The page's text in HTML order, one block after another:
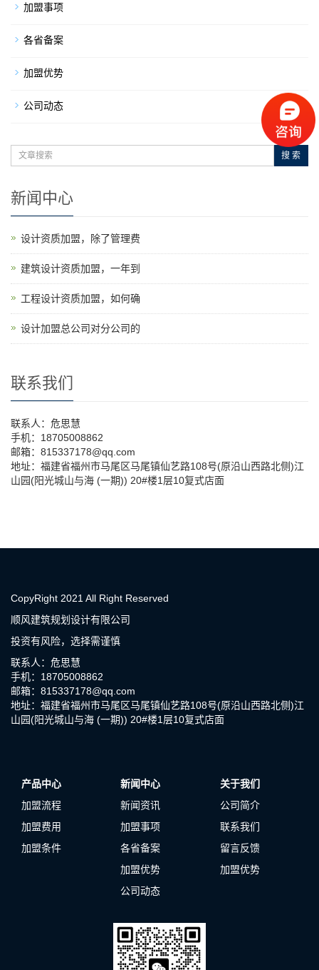
加盟事项
各省备案
加盟优势
公司动态
搜 索
新闻中心
设计资质加盟，除了管理费
建筑设计资质加盟，一年到
工程设计资质加盟，如何确
设计加盟总公司对分公司的
联系我们
联系人：危思慧
手机：18705008862
邮箱：815337178@qq.com
地址：福建省福州市马尾区马尾镇仙艺路108号(原沿山西路北侧)江
山园(阳光城山与海 (一期)) 20#楼1层10复式店面
CopyRight 2021 All Right Reserved
顺风建筑规划设计有限公司
投资有风险，选择需谨慎
联系人：危思慧
手机：18705008862
邮箱：815337178@qq.com
地址：福建省福州市马尾区马尾镇仙艺路108号(原沿山西路北侧)江
山园(阳光城山与海 (一期)) 20#楼1层10复式店面
产品中心
加盟流程
加盟费用
加盟条件
新闻中心
新闻资讯
加盟事项
各省备案
加盟优势
公司动态
关于我们
公司简介
联系我们
留言反馈
加盟优势